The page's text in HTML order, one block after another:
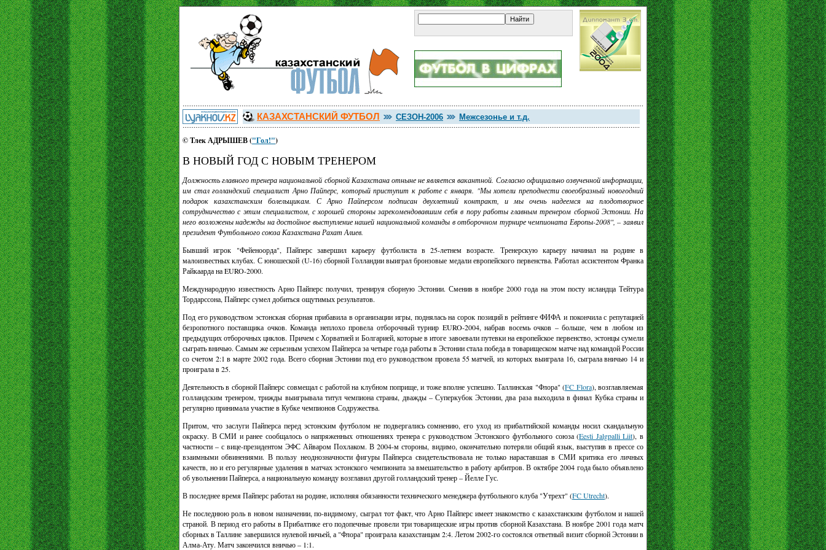
КАЗАХСТАНСКИЙ ФУТБОЛ СЕЗОН-2006 Межсезонье и т.д.
© Тлек АДРЫШЕВ ("Гол!")
В НОВЫЙ ГОД С НОВЫМ ТРЕНЕРОМ
Должность главного тренера национальной сборной Казахстана отныне не является вакантной. Согласно официально озвученной информации,
им стал голландский специалист Арно Пайперс, который приступит к работе с января. "Мы хотели преподнести своеобразный новогодний
подарок казахстанским болельщикам. С Арно Пайперсом подписан двухлетний контракт, и мы очень надеемся на плодотворное
сотрудничество с этим специалистом, с хорошей стороны зарекомендовавшим себя в пору работы главным тренером сборной Эстонии. На
него возложены надежды на достойное выступление нашей национальной команды в отборочном турнире чемпионата Европы-2008", – заявил
президент Футбольного союза Казахстана Рахат Алиев.
Бывший игрок "Фейеноорда", Пайперс завершил карьеру футболиста в 25-летнем возрасте. Тренерскую карьеру начинал на родине в
малоизвестных клубах. С юношеской (U-16) сборной Голландии выиграл бронзовые медали европейского первенства. Работал ассистентом Франка
Райкаарда на EURO-2000.
Международную известность Арно Пайперс получил, тренируя сборную Эстонии. Сменив в ноябре 2000 года на этом посту исландца Тейтура
Тордарссона, Пайперс сумел добиться ощутимых результатов.
Под его руководством эстонская сборная прибавила в организации игры, поднялась на сорок позиций в рейтинге ФИФА и покончила с репутацией
безропотного поставщика очков. Команда неплохо провела отборочный турнир EURO-2004, набрав восемь очков – больше, чем в любом из
предыдущих отборочных циклов. Причем с Хорватией и Болгарией, которые в итоге завоевали путевки на европейское первенство, эстонцы сумели
сыграть вничью. Самым же серьезным успехом Пайперса за четыре года работы в Эстонии стала победа в товарищеском матче над командой России
со счетом 2:1 в марте 2002 года. Всего сборная Эстонии под его руководством провела 55 матчей, из которых выиграла 16, сыграла вничью 14 и
проиграла в 25.
Деятельность в сборной Пайперс совмещал с работой на клубном поприще, и тоже вполне успешно. Таллинская "Флора" (FC Flora), возглавляемая
голландским тренером, трижды выигрывала титул чемпиона страны, дважды – Суперкубок Эстонии, два раза выходила в финал Кубка страны и
регулярно принимала участие в Кубке чемпионов Содружества.
Притом, что заслуги Пайперса перед эстонским футболом не подвергались сомнению, его уход из прибалтийской команды носил скандальную
окраску. В СМИ и ранее сообщалось о напряженных отношениях тренера с руководством Эстонского футбольного союза (Eesti Jalgpalli Liit), в
частности – с вице-президентом ЭФС Айваром Похлаком. В 2004-м стороны, видимо, окончательно потеряли общий язык, выступив в прессе со
взаимными обвинениями. В пользу неоднозначности фигуры Пайперса свидетельствовала не только нараставшая в СМИ критика его личных
качеств, но и его регулярные удаления в матчах эстонского чемпионата за вмешательство в работу арбитров. В октябре 2004 года было объявлено
об увольнении Пайперса, а национальную команду возглавил другой голландский тренер – Йелле Гус.
В последнее время Пайперс работал на родине, исполняя обязанности технического менеджера футбольного клуба "Утрехт" (FC Utrecht).
Не последнюю роль в новом назначении, по-видимому, сыграл тот факт, что Арно Пайперс имеет знакомство с казахстанским футболом и нашей
страной. В период его работы в Прибалтике его подопечные провели три товарищеские игры против сборной Казахстана. В ноябре 2001 года матч
сборных в Таллине завершился нулевой ничьей, а "Флора" проиграла казахстанцам 2:4. Летом 2002-го состоялся ответный визит сборной Эстонии в
Алма-Ату. Матч закончился вничью – 1:1.